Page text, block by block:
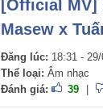
[Official MV]
Masew x
Đăng lúc: 18:31 -
Thể loại: Âm nhạc
Đánh giá:
39